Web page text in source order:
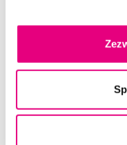
Napisz do